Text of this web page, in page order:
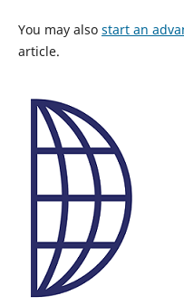
You may also start an
article.